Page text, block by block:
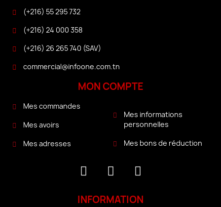
(+216) 55 295 732
(+216) 24 000 358
(+216) 26 265 740 (SAV)
commercial@infoone.com.tn
MON COMPTE
Mes commandes
Mes avoirs
Mes adresses
Mes informations
personnelles
Mes bons de réduction
INFORMATION